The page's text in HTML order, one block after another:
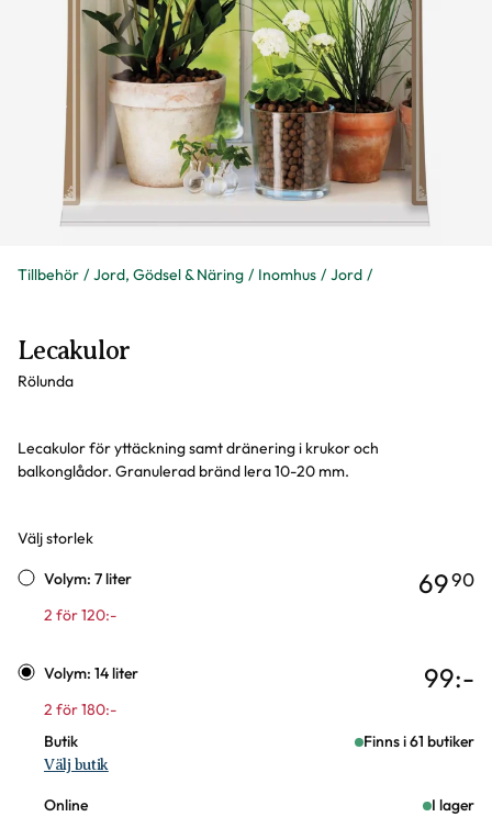
Tillbehör Jord, Gödsel & Näring Inomhus Jord
Lecakulor
Rölunda
Lecakulor för yttäckning samt dränering i krukor och
balkonglådor. Granulerad bränd lera 10-20 mm.
Välj storlek
Varianter
Volym: 7 liter
2 för 120:-
6990
Volym: 14 liter
2 för 180:-
99:-
Butik Finns i 61 butiker
Välj butik
Online I lager